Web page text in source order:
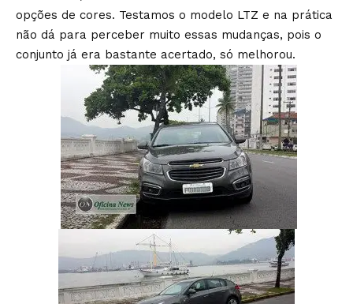
opções de cores. Testamos o modelo LTZ e na prática
não dá para perceber muito essas mudanças, pois o
conjunto já era bastante acertado, só melhorou.